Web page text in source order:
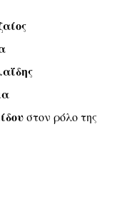
στον ρόλο της